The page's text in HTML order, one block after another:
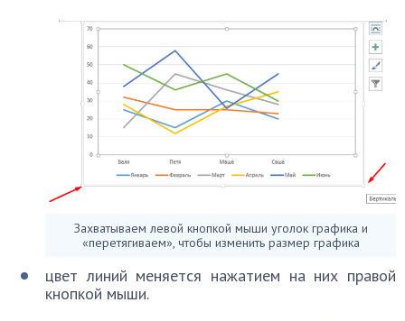
Захватываем левой кнопкой мыши уголок графика и
«перетягиваем», чтобы изменить размер графика
цвет линий меняется нажатием на них правой
кнопкой мыши.